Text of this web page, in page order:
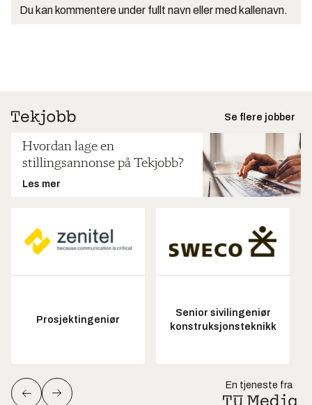
Du kan kommentere under fullt navn eller med kallenavn.
Se flere jobber
Hvordan lage en
stillingsannonse på Tekjobb?
Les mer
Prosjektingeniør
Senior sivilingeniør
konstruksjonsteknikk
En tjeneste fra